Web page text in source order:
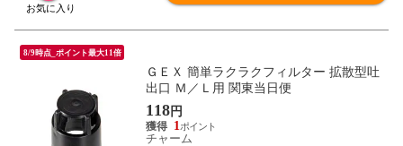
8/9時点_ポイント最大11倍
ＧＥＸ 簡単ラクラクフィルター 拡散型吐
出口 Ｍ／Ｌ用 関東当日便
118円
1
チャーム